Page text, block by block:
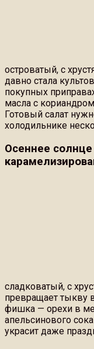
островатый, с
давно стала
покупных
масла с
Готовый салат
холодильнике
Осеннее
сладковатый, с
превращает тыкву
фишка — орехи в
апельсинового
украсит даже